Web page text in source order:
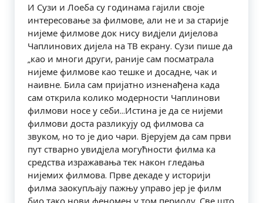
И Сузи и Лоеба су годинама гајили своје
интересовање за филмове, али не и за старије
нијеме филмове док нису видјели дијелова
Чаплинових дијела на ТВ екрану. Сузи пише да
„као и многи други, раније сам посматрала
нијеме филмове као тешке и досадне, чак и
наивне. Била сам пријатно изненађена када
сам открила колико модерности Чаплинови
филмови носе у себи…Истина је да се нијеми
филмови доста разликују од филмова са
звуком, но то је дио чари. Вјерујем да сам први
пут стварно увидјела могућности филма ка
средства изражавања тек након гледања
нијемих филмова. Прве декаде у историји
филма заокупљају пажњу управо јер је филм